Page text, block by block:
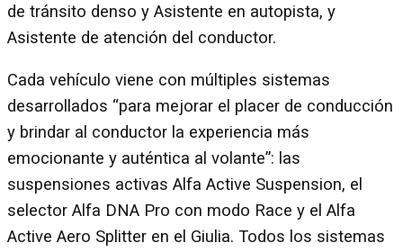
de tránsito denso y Asistente en autopista, y
Asistente de atención del conductor.
Cada vehículo viene con múltiples sistemas
desarrollados “para mejorar el placer de conducción
y brindar al conductor la experiencia más
emocionante y auténtica al volante”: las
suspensiones activas Alfa Active Suspension, el
selector Alfa DNA Pro con modo Race y el Alfa
Active Aero Splitter en el Giulia. Todos los sistemas